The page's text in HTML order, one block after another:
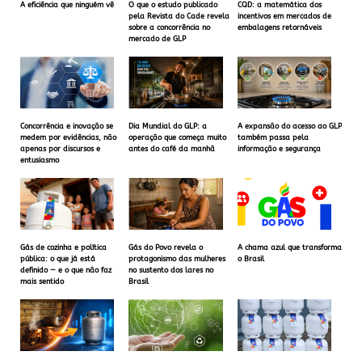
A eficiência que ninguém vê
O que o estudo publicado
pela Revista do Cade revela
sobre a concorrência no
mercado de GLP
CQD: a matemática dos
incentivos em mercados de
embalagens retornáveis
Concorrência e inovação se
medem por evidências, não
apenas por discursos e
entusiasmo
Dia Mundial do GLP: a
operação que começa muito
antes do café da manhã
A expansão do acesso ao GLP
também passa pela
informação e segurança
Gás de cozinha e política
pública: o que já está
definido — e o que não faz
mais sentido
Gás do Povo revela o
protagonismo das mulheres
no sustento dos lares no
Brasil
A chama azul que transforma
o Brasil